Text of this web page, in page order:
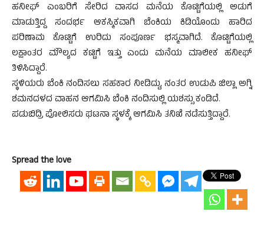
ಹನೀಫ್ ಎಂಬರಿಗೆ ಸೇರಿದ ವಾಸದ ಮನೆಯ ಕೊಟ್ಟಿಗೆಯಲ್ಲಿ ಅಡುಗೆ
ಮಾಡುತ್ತಿದ್ದ ಸಂದರ್ಭ ಆಕಸ್ಮಿಕವಾಗಿ ಬೆಂಕಿಯ ಕಿಡಿಯೊಂದು ಹಾರಿದ
ಪರಿಣಾಮ ಕೊಟ್ಟಿಗೆ ಉರಿದು ಸಂಪೂರ್ಣ ಭಸ್ಮವಾಗಿದೆ. ಕೊಟ್ಟಿಗೆಯಲ್ಲಿ
ಲಕ್ಷಾಂತರ ಮೌಲ್ಯದ ಕಟ್ಟಿಗೆ ಇತ್ತು ಎಂದು ಮನೆಯ ಮಾಲೀಕ ಹನೀಫ್
ತಿಳಿಸಿದ್ದಾರೆ.
ಸ್ಥಳಿಯರು ಬೆಂಕಿ ನಂದಿಸಲು ಸಹಕಾರ ನೀಡಿದ್ದು, ನಂತರ ಉಡುಪಿ ಜಿಲ್ಲಾ ಅಗ್ನಿ
ಶಮನದಳದ ವಾಹನ ಆಗಮಿಸಿ ಬೆಂಕಿ ನಂದಿಸುಲ್ಲಿ ಯಶಸ್ಸು ಕಂಡಿದೆ.
ಪಡುಬಿದ್ರಿ ಪೋಲಿಸರು ಘಟನಾ ಸ್ಥಳಕ್ಕೆ ಆಗಮಿಸಿ ತನಿಖೆ ನಡೆಸುತ್ತಿದ್ದಾರೆ.
Spread the love